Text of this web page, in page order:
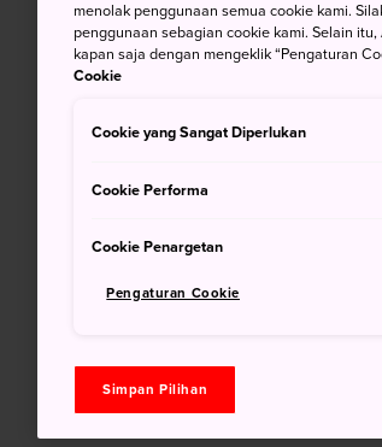
menolak penggunaan semua cookie kami.
penggunaan sebagian cookie kami. Selain
kapan saja dengan mengeklik “Pengaturan
Cookie
Cookie yang Sangat Diperlukan
Cookie Performa
Cookie Penargetan
Pengaturan Cookie
Simpan Pilihan